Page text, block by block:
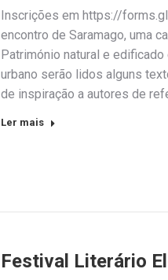
Inscrições em https://
encontro de Saramago, uma
Património natural e
urbano serão lidos alguns
de inspiração a autores de
Ler mais
Festival Literário